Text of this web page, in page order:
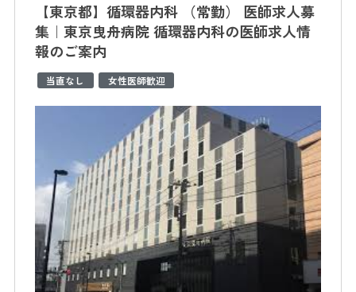
【東京都】循環器内科 （常勤） 医師求人募
集｜東京曳舟病院 循環器内科の医師求人情
報のご案内
当直なし 女性医師歓迎